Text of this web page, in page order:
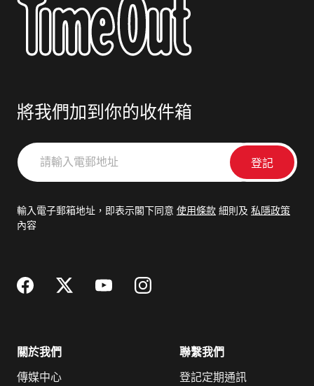
將我們加到你的收件箱
請
輸
郵
輸入電子郵箱地址，即表示閣下同意 使用條款 細則及 私隱政策
內容
關於我們
傳媒中心
聯繫我們
登記定期通訊